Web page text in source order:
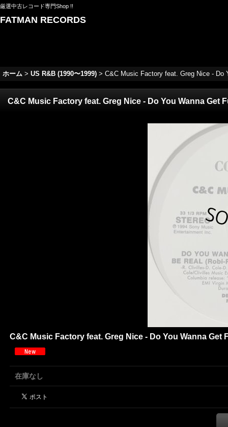
厳選中古レコード専門Shop !!
FATMAN RECORDS
ホーム > US R&B (1990〜1999) > C&C Music Factory feat. Greg Nice - Do
C&C Music Factory feat. Greg Nice - Do You Wanna Get
C&C Music Factory feat. Greg Nice - Do You Wanna
在庫なし